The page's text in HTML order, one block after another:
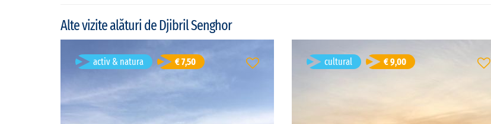
Alte vizite alături de Djibril Senghor
activ & natura € 7,50
Balade à pied à travers de la réserve
naturelle de Palmarin
Durată: 3h
cultural € 9,00
Réserve Naturelle de Palmarin
Limba vizitei:
franceză